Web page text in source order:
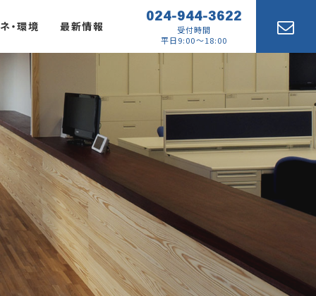
024-944-3622
受付時間
平日9:00～18:00
・環境 最新情報